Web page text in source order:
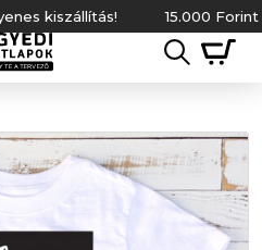
15.000 Forint